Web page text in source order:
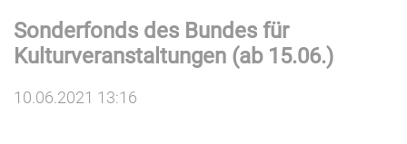
Sonderfonds des Bundes für
Kulturveranstaltungen (ab 15.06.)
10.06.2021 13:16